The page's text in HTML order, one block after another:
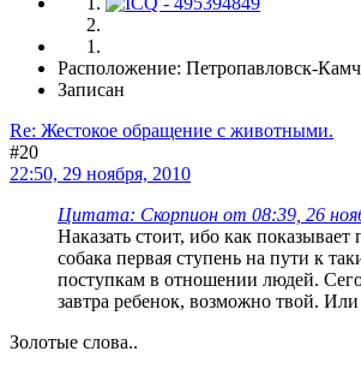
Расположение: Петропавловск-
Записан
Re: Жестокое обращение с животными.
#20
22:50, 29 ноября, 2010
Цитата: Скорпион от 08:39, 26
Наказать стоит, ибо как показывает
собака первая ступень на пути к
поступкам в отношении людей.
завтра ребенок, возможно твой.
Золотые слова..